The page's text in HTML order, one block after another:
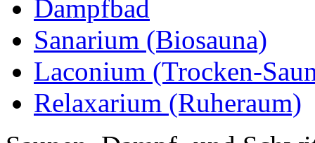
Dampfbad
Sanarium (Biosauna)
Laconium (Trocken-
Relaxarium (Ruheraum)